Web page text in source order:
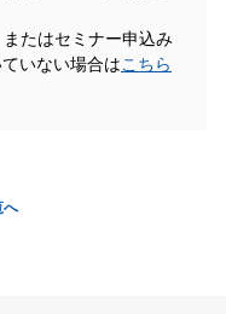
たはセミナー申込み
いない場合はこちら
へ